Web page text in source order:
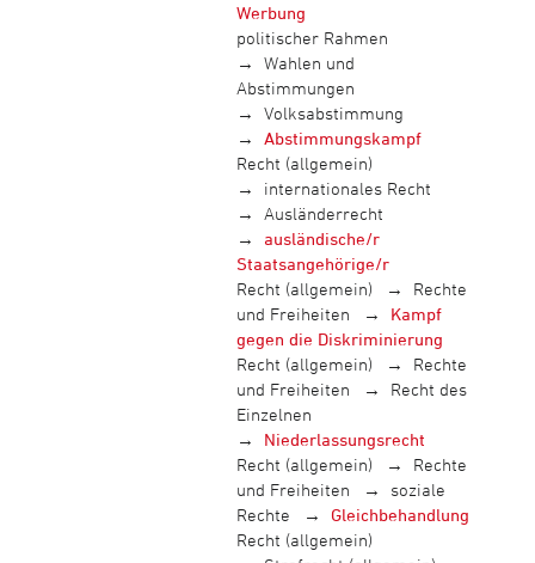
Werbung
politischer Rahmen
Wahlen und
Abstimmungen
Volksabstimmung
Abstimmungskampf
Recht (allgemein)
internationales Recht
Ausländerrecht
ausländische/r
Staatsangehörige/r
Recht (allgemein)
Rechte
und Freiheiten
Kampf
gegen die Diskriminierung
Recht (allgemein)
Rechte
und Freiheiten
Recht des
Einzelnen
Niederlassungsrecht
Recht (allgemein)
Rechte
und Freiheiten
soziale
Rechte
Gleichbehandlung
Recht (allgemein)